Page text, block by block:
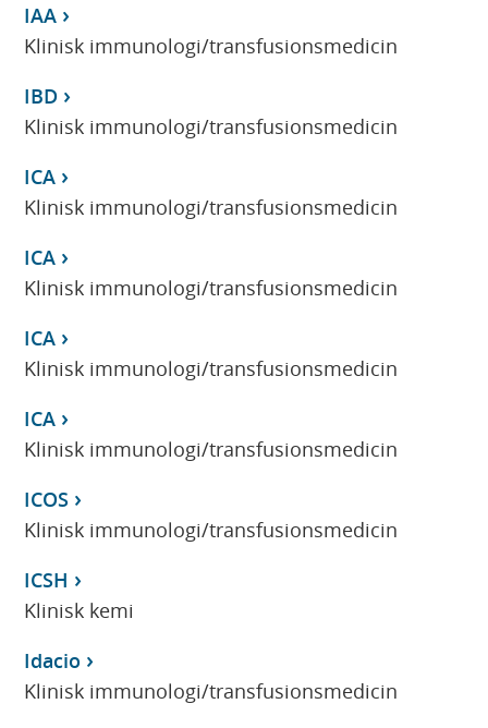
IAA
Klinisk immunologi/transfusionsmedicin
IBD
Klinisk immunologi/transfusionsmedicin
ICA
Klinisk immunologi/transfusionsmedicin
ICA
Klinisk immunologi/transfusionsmedicin
ICA
Klinisk immunologi/transfusionsmedicin
ICA
Klinisk immunologi/transfusionsmedicin
ICOS
Klinisk immunologi/transfusionsmedicin
ICSH
Klinisk kemi
Idacio
Klinisk immunologi/transfusionsmedicin